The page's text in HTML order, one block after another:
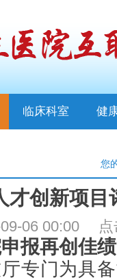
临床科室 健
您
才创新项目
09-06 00:00 点
报再创佳绩
专门为具